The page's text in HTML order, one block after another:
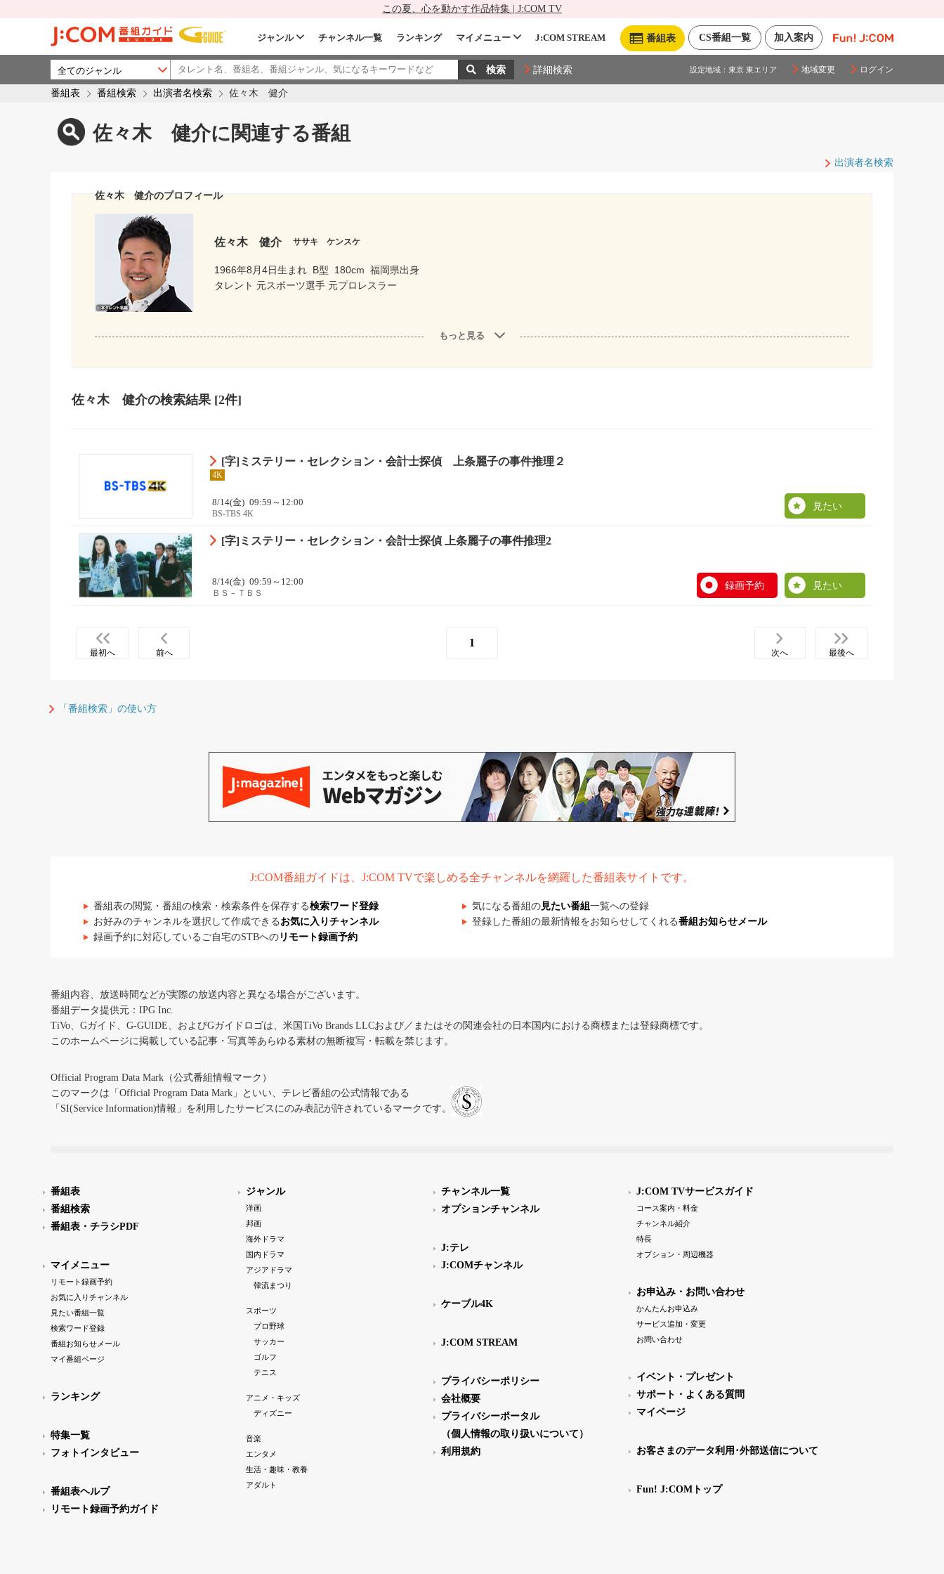
この夏、心を動かす作品特集 | J:COM TV
加入案内
CS番組一覧
番組表
ジャンル チャンネル一覧 ランキング マイメニュー J:COM STREAM
詳細検索 設定地域： 東京 東エリア 地域変更 ログイン
番組表 番組検索 出演者名検索 佐々木 健介
佐々木 健介に関連する番組
出演者名検索
佐々木 健介のプロフィール
佐々木 健介 ササキ ケンスケ
1966年8月4日生まれ B型 180cm 福岡県出身
タレント 元スポーツ選手 元プロレスラー
もっと見る
佐々木 健介の検索結果 [2件]
[字]ミステリー・セレクション・会計士探偵 上条麗子の事件推理２
4K
8/14(金) 09:59～12:00
BS-TBS 4K
見たい
[字]ミステリー・セレクション・会計士探偵 上条麗子の事件推理2
8/14(金) 09:59～12:00
ＢＳ－ＴＢＳ
録画予約 見たい
最初へ 前へ
1
次へ 最後へ
「番組検索」の使い方
J:COM番組ガイドは、J:COM TVで楽しめる全チャンネルを網羅した番組表サイトです。
番組表の閲覧・番組の検索・検索条件を保存する検索ワード登録 気になる番組の見たい番組 一覧への登録
お好みのチャンネルを選択して作成できる お気に入りチャンネル 登録した番組の最新情報をお知らせしてくれる番組お知らせメール
録画予約に対応しているご自宅のSTBへの リモート録画予約
番組内容、放送時間などが実際の放送内容と異なる場合がございます。
番組データ提供元：IPG Inc.
TiVo、Gガイド、G-GUIDE、およびGガイドロゴは、米国TiVo Brands LLCおよび／またはその関連会社の日本国内における商標または登録商標です。
このホームページに掲載している記事・写真等あらゆる素材の無断複写・転載を禁じます。
Official Program Data Mark（公式番組情報マーク）
このマークは「Official Program Data Mark」といい、テレビ番組の公式情報である
「SI(Service Information)情報」を利用したサービスにのみ表記が許されているマークです。
番組表
番組検索
番組表・チラシPDF
マイメニュー
リモート録画予約
お気に入りチャンネル
見たい番組一覧
検索ワード登録
番組お知らせメール
マイ番組ページ
ランキング
特集一覧
フォトインタビュー
番組表ヘルプ
リモート録画予約ガイド
ジャンル
洋画
邦画
海外ドラマ
国内ドラマ
アジアドラマ
韓流まつり
スポーツ
プロ野球
サッカー
ゴルフ
テニス
アニメ・キッズ
ディズニー
音楽
エンタメ
生活・趣味・教養
アダルト
チャンネル一覧
オプションチャンネル
J:テレ
J:COMチャンネル
ケーブル4K
J:COM STREAM
プライバシーポリシー
会社概要
プライバシーポータル
（個人情報の取り扱いについて）
利用規約
J:COM TVサービスガイド
コース案内・料金
チャンネル紹介
特長
オプション・周辺機器
お申込み・お問い合わせ
かんたんお申込み
サービス追加・変更
お問い合わせ
イベント・プレゼント
サポート・よくある質問
マイページ
お客さまのデータ利用･外部送信について
Fun! J:COMトップ